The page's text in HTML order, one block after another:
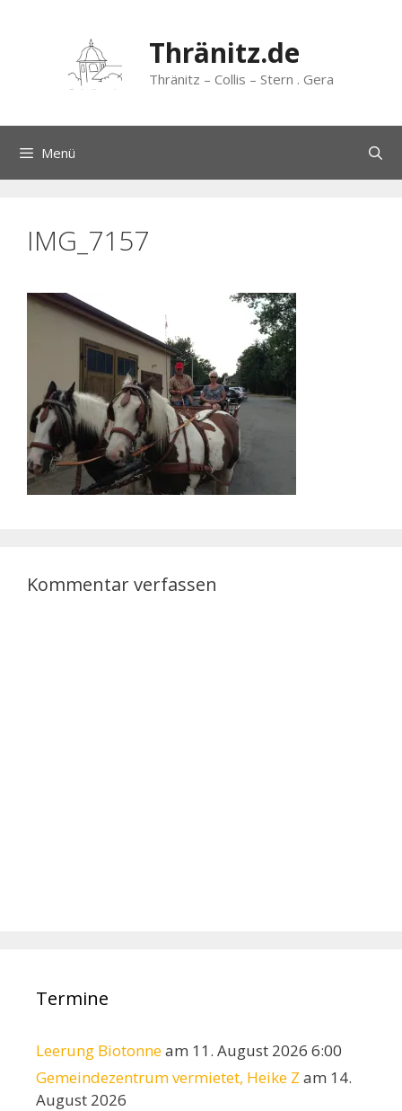
springen
Thränitz.de
Thränitz – Collis – Stern . Gera
Menü
IMG_7157
Kommentar verfassen
Termine
Leerung Biotonneam 11. August 2026 6:00
Gemeindezentrum vermietet, Heike Z am 14.
August 2026